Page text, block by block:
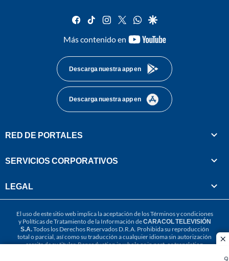
facebook
tiktok instagram
twitterwhatsapp
google
Más contenido en
youtube-
Descarga nuestra app en
Descarga nuestra app en
RED DE PORTALES
SERVICIOS CORPORATIVOS
LEGAL
El uso de este sitio web implica la aceptación de losTérminos y condiciones
y Políticas de Tratamiento de la Información deCARACOL TELEVISIÓN
S.A.Todos los Derechos Reservados D.R.A. Prohibida su reproducción
total o parcial, así como su traducción a cualquier idioma sin autorización
escrita de su titular. Reproduction in whole or in part, or translation